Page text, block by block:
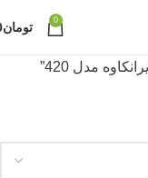
0 تومان
مدل 420”